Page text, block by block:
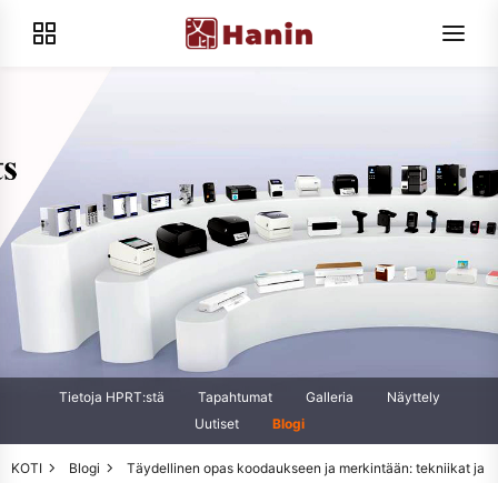
Tietoja HPRT:stä Tapahtumat Galleria
Näyttely
Uutiset
Blogi
KOTI Blogi
Täydellinen opas koodaukseen ja merkintään: tekniikat ja